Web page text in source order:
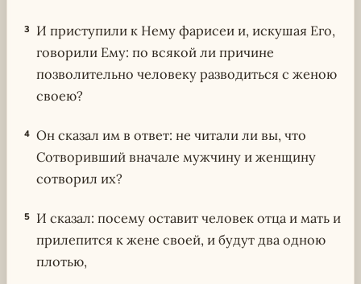
3
И приступили к Нему фарисеи и, искушая Его,
говорили Ему: по всякой ли причине
позволительно человеку разводиться с женою
своею?
4 Он сказал им в ответ: не читали ли вы, что
Сотворивший вначале мужчину и женщину
сотворил их?
5 И сказал: посему оставит человек отца и мать и
прилепится к жене своей, и будут два одною
плотью,